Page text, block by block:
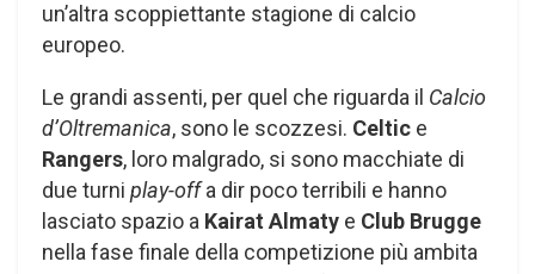
un’altra scoppiettante stagione di calcio
europeo.
Le grandi assenti, per quel che riguarda il Calcio
d’Oltremanica, sono le scozzesi. Celtic e
Rangers, loro malgrado, si sono macchiate di
due turni play-offa dir poco terribili e hanno
lasciato spazio a Kairat Almaty e Club Brugge
nella fase finale della competizione più ambita